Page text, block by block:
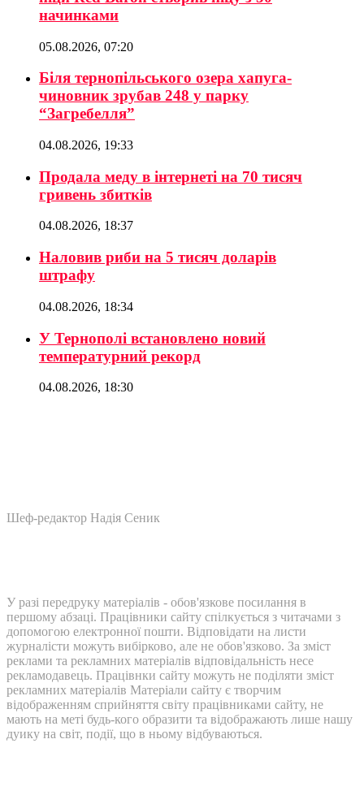
начинками
05.08.2026, 07:20
Біля тернопільського озера хапуга-
чиновник зрубав 248 у парку
“Загребелля”
04.08.2026, 19:33
Продала меду в інтернеті на 70 тисяч
гривень збитків
04.08.2026, 18:37
Наловив риби на 5 тисяч доларів
штрафу
04.08.2026, 18:34
У Тернополі встановлено новий
температурний рекорд
04.08.2026, 18:30
Шеф-редактор Надія Сеник
У разі передруку матеріалів - обов'язкове посилання в
першому абзаці. Працівники сайту спілкується з читачами з
допомогою електронної пошти. Відповідати на листи
журналісти можуть вибірково, але не обов'язково. За зміст
реклами та рекламних матеріалів відповідальність несе
рекламодавець. Працівнки сайту можуть не поділяти зміст
рекламних матеріалів Матеріали сайту є творчим
відображенням сприйняття світу працівниками сайту, не
мають на меті будь-кого образити та відображають лише нашу
дуику на світ, події, що в ньому відбуваються.